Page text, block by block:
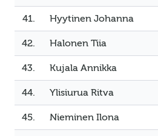
41. Hyytinen Johanna
42. Halonen Tiia
43. Kujala Annikka
44. Ylisiurua Ritva
45. Nieminen Ilona